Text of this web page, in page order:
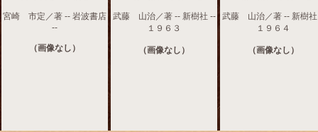
宮崎 市定／著 -- 岩波書店
--
（画像なし）
武藤 山治／著 -- 新樹社 --
１９６３
（画像なし）
武藤 山治／著 -- 新樹社
１９６４
（画像なし）